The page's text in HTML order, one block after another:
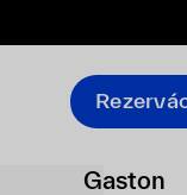
Gaston